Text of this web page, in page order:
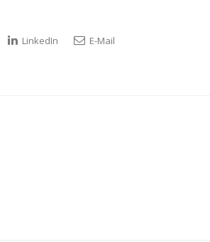
LinkedIn E-Mail